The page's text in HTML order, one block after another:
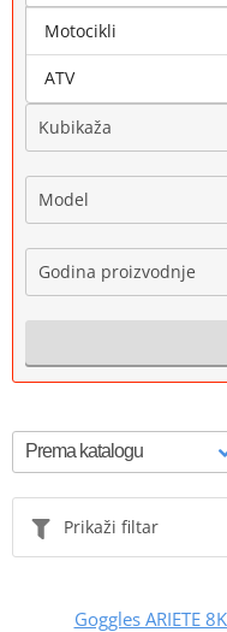
Marka
Kubikaža
Model
Godina proizvodnje
Prikaži filtar
Goggles ARIETE
Motocikli
ATV